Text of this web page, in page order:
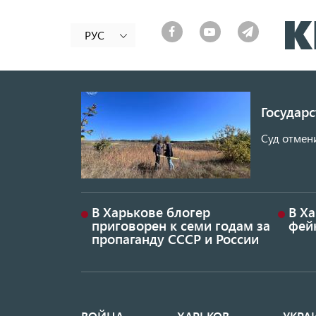
РУС
Суд
В Харькове блогер
приговорен к семи годам за
пропаганду СССР и России
В